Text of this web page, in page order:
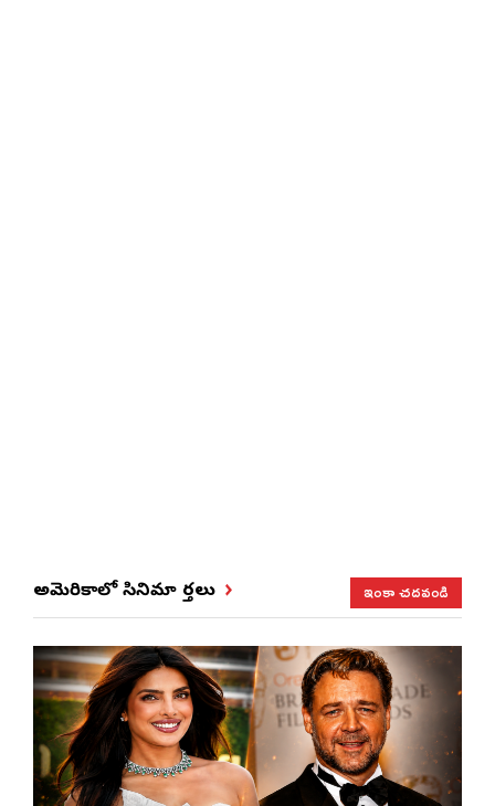
అమెరికాలో సినిమా వార్తలు ఇంకా చదవండి